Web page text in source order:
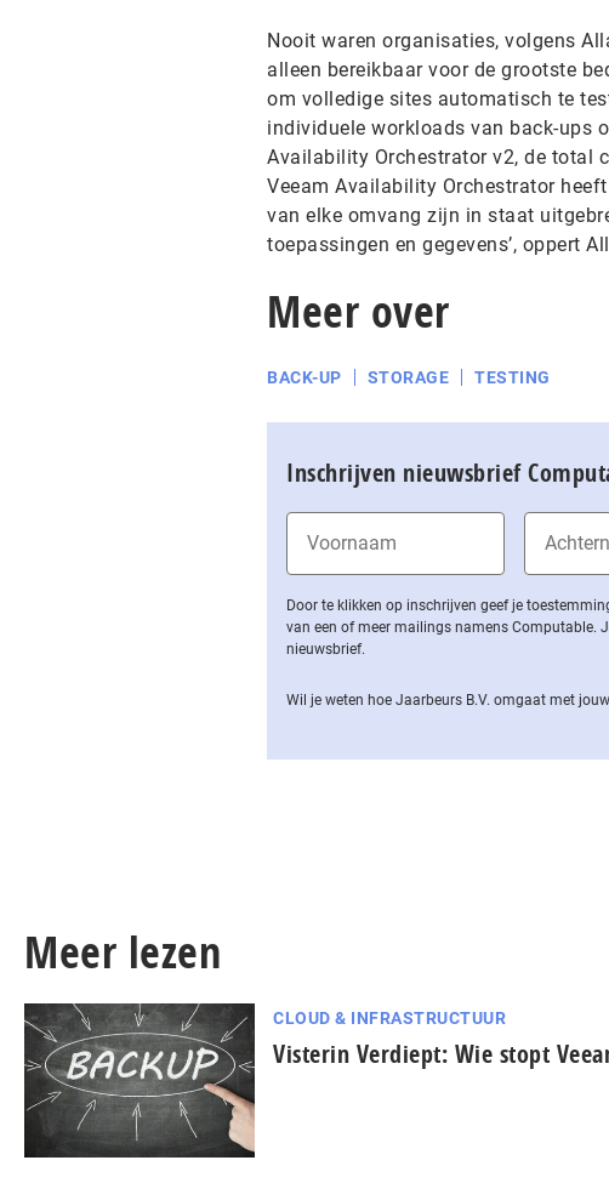
Nooit waren organisaties, volgens
alleen bereikbaar voor de grootste
om volledige sites automatisch te
individuele workloads van back-ups
Availability Orchestrator v2, de total
Veeam Availability Orchestrator
van elke omvang zijn in staat
toepassingen en gegevens’, oppert
Meer over
BACK-UP STORAGE TESTING
Inschrijven nieuwsbrief
Door te klikken op inschrijven geef je
van een of meer mailings namens Computable.
nieuwsbrief.
Wil je weten hoe Jaarbeurs B.V. omgaat met
Meer lezen
CLOUD & INFRASTRUCTUUR
Visterin Verdiept: Wie stopt